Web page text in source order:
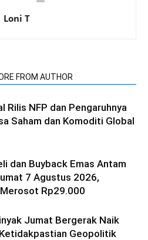
Loni T
FROM AUTHOR
Rilis NFP dan Pengaruhnya
Saham dan Komoditi Global
dan Buyback Emas Antam
7 Agustus 2026,
Rp29.000
Jumat Bergerak Naik
Geopolitik